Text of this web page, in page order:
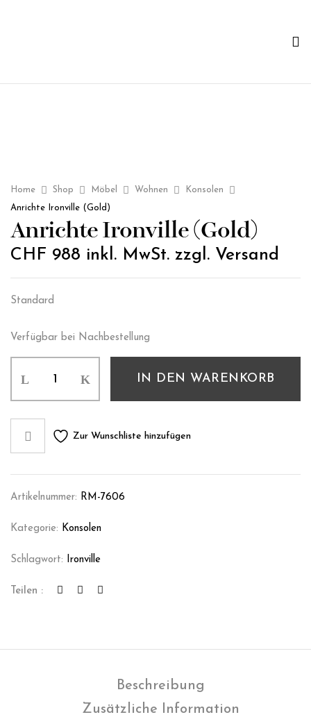
Home Shop Möbel Wohnen
Konsolen
Anrichte Ironville (Gold)
Anrichte Ironville (Gold)
CHF 988 inkl. MwSt. zzgl. Versand
Standard
Verfügbar bei Nachbestellung
IN DEN WARENKORB
Zur Wunschliste hinzufügen
Artikelnummer: RM-7606
Kategorie: Konsolen
Schlagwort: Ironville
Teilen :
Beschreibung
Zusätzliche Information